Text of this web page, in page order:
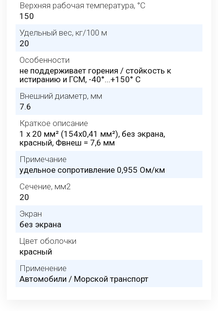
Верхняя рабочая температура, °C
150
Удельный вес, кг/100 м
20
Особенности
не поддерживает горения / стойкость к
истиранию и ГСМ, -40°...+150° C
Внешний диаметр, мм
7.6
Краткое описание
1 х 20 мм² (154x0,41 мм²), без экрана,
красный, Фвнеш = 7,6 мм
Примечание
удельное сопротивление 0,955 Ом/км
Сечение, мм2
20
Экран
без экрана
Цвет оболочки
красный
Применение
Автомобили / Морской транспорт